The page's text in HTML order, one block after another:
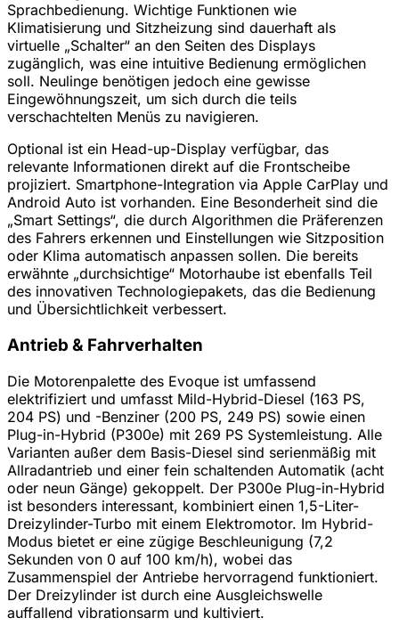
Sprachbedienung. Wichtige Funktionen wie
Klimatisierung und Sitzheizung sind dauerhaft als
virtuelle „Schalter“ an den Seiten des Displays
zugänglich, was eine intuitive Bedienung ermöglichen
soll. Neulinge benötigen jedoch eine gewisse
Eingewöhnungszeit, um sich durch die teils
verschachtelten Menüs zu navigieren.
Optional ist ein Head-up-Display verfügbar, das
relevante Informationen direkt auf die Frontscheibe
projiziert. Smartphone-Integration via Apple CarPlay und
Android Auto ist vorhanden. Eine Besonderheit sind die
„Smart Settings“, die durch Algorithmen die Präferenzen
des Fahrers erkennen und Einstellungen wie Sitzposition
oder Klima automatisch anpassen sollen. Die bereits
erwähnte „durchsichtige“ Motorhaube ist ebenfalls Teil
des innovativen Technologiepakets, das die Bedienung
und Übersichtlichkeit verbessert.
Antrieb & Fahrverhalten
Die Motorenpalette des Evoque ist umfassend
elektrifiziert und umfasst Mild-Hybrid-Diesel (163 PS,
204 PS) und -Benziner (200 PS, 249 PS) sowie einen
Plug-in-Hybrid (P300e) mit 269 PS Systemleistung. Alle
Varianten außer dem Basis-Diesel sind serienmäßig mit
Allradantrieb und einer fein schaltenden Automatik (acht
oder neun Gänge) gekoppelt. Der P300e Plug-in-Hybrid
ist besonders interessant, kombiniert einen 1,5-Liter-
Dreizylinder-Turbo mit einem Elektromotor. Im Hybrid-
Modus bietet er eine zügige Beschleunigung (7,2
Sekunden von 0 auf 100 km/h), wobei das
Zusammenspiel der Antriebe hervorragend funktioniert.
Der Dreizylinder ist durch eine Ausgleichswelle
auffallend vibrationsarm und kultiviert.